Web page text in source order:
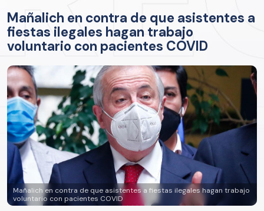
Mañalich en contra de que asistentes a
fiestas ilegales hagan trabajo
voluntario con pacientes COVID
Mañalich en contra de que asistentes a fiestas ilegales hagan trabajo
voluntario con pacientes COVID